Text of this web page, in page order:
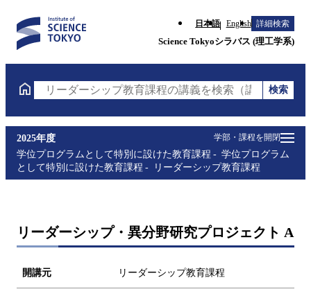
日本語 English 詳細検索
Science Tokyoシラバス (理工学系)
リーダーシップ教育課程の講義を検索（講義名・科
検索
学部・課程を開閉
2025年度
学位プログラムとして特別に設けた教育課程
学位プログラム
として特別に設けた教育課程
リーダーシップ教育課程
リーダーシップ・異分野研究プロジェクト A
開講元 リーダーシップ教育課程